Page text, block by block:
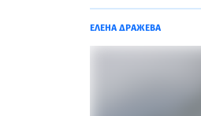
ЕЛЕНА ДРАЖЕВА